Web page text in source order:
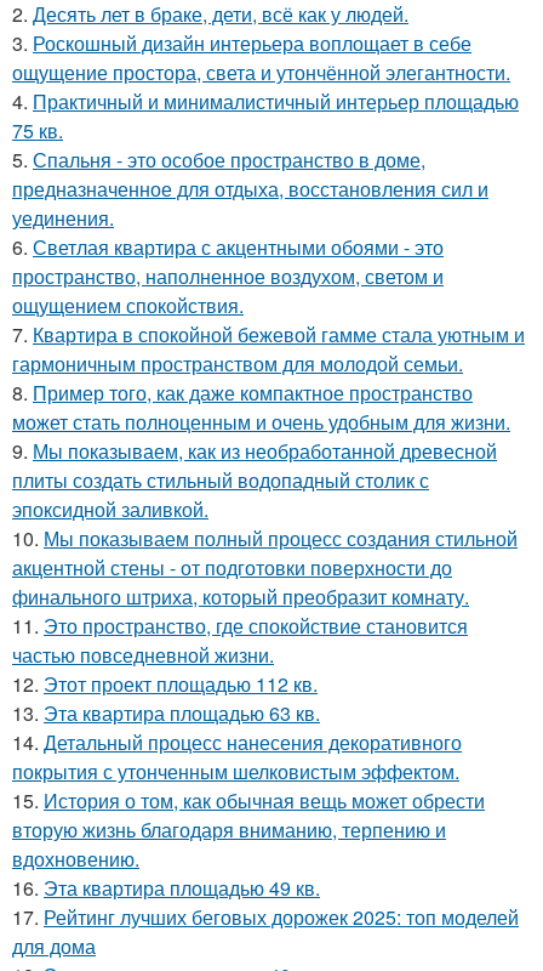
2. Десять лет в браке, дети, всё как у людей.
3. Роскошный дизайн интерьера воплощает в себе
ощущение простора, света и утончённой элегантности.
4. Практичный и минималистичный интерьер площадью
75 кв.
5. Спальня - это особое пространство в доме,
предназначенное для отдыха, восстановления сил и
уединения.
6. Светлая квартира с акцентными обоями - это
пространство, наполненное воздухом, светом и
ощущением спокойствия.
7. Квартира в спокойной бежевой гамме стала уютным и
гармоничным пространством для молодой семьи.
8. Пример того, как даже компактное пространство
может стать полноценным и очень удобным для жизни.
9. Мы показываем, как из необработанной древесной
плиты создать стильный водопадный столик с
эпоксидной заливкой.
10. Мы показываем полный процесс создания стильной
акцентной стены - от подготовки поверхности до
финального штриха, который преобразит комнату.
11. Это пространство, где спокойствие становится
частью повседневной жизни.
12. Этот проект площадью 112 кв.
13. Эта квартира площадью 63 кв.
14. Детальный процесс нанесения декоративного
покрытия с утонченным шелковистым эффектом.
15. История о том, как обычная вещь может обрести
вторую жизнь благодаря вниманию, терпению и
вдохновению.
16. Эта квартира площадью 49 кв.
17. Рейтинг лучших беговых дорожек 2025: топ моделей
для дома